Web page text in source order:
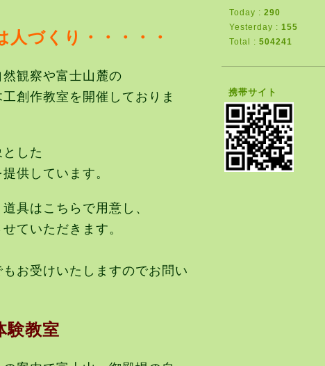
人づくり・・・・・
観察や富士山麓の
工創作教室を開催しておりま
した
供しています。
具はこちらで用意し、
ていただきます。
お受けいたしますのでお問い
験教室
Today : 290
Yesterday : 155
Total : 504241
携帯サイト